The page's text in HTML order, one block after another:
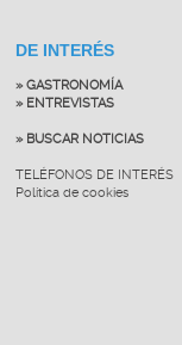
DE INTERÉS
» GASTRONOMÍA
» ENTREVISTAS
» BUSCAR NOTICIAS
TELÉFONOS DE INTERÉS
Política de cookies